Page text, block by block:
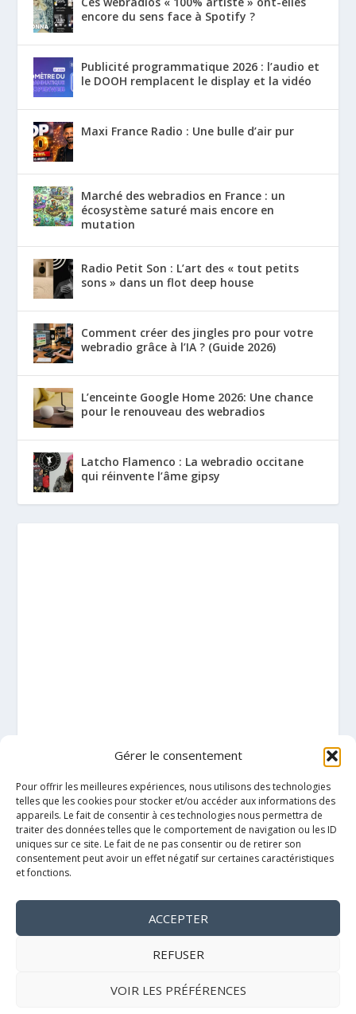
Gérer le consentement
Pour offrir les meilleures expériences, nous utilisons des technologies
telles que les cookies pour stocker et/ou accéder aux informations des
appareils. Le fait de consentir à ces technologies nous permettra de
traiter des données telles que le comportement de navigation ou les ID
uniques sur ce site. Le fait de ne pas consentir ou de retirer son
consentement peut avoir un effet négatif sur certaines caractéristiques
et fonctions.
ACCEPTER
REFUSER
VOIR LES PRÉFÉRENCES
encore du sens face à Spotify ?
Publicité programmatique 2026 : l’audio et
le DOOH remplacent le display et la vidéo
Maxi France Radio : Une bulle d’air pur
Marché des webradios en France : un
écosystème saturé mais encore en
mutation
Radio Petit Son : L’art des « tout petits
sons » dans un flot deep house
Comment créer des jingles pro pour votre
webradio grâce à l’IA ? (Guide 2026)
L’enceinte Google Home 2026: Une chance
pour le renouveau des webradios
Latcho Flamenco : La webradio occitane
qui réinvente l’âme gipsy
Mentions légales
Politique de cookies